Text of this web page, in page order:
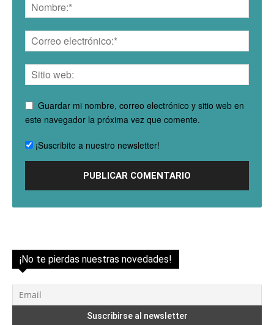
Guardar mi nombre, correo electrónico y sitio web en
este navegador la próxima vez que comente.
¡Suscribite a nuestro newsletter!
¡No te pierdas nuestras novedades!